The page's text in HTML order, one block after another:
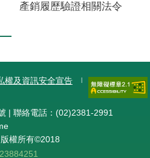
產銷履歷驗證相關法令
權及資訊安全宣告
| 聯絡電話：(02)2381-2991
權所有©2018
23884251